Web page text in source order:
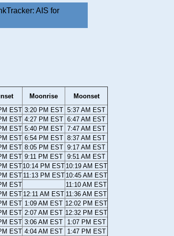
AIS for
Moonrise
Moonset
EST 3:20 PM EST 5:37 AM EST
EST 4:27 PM EST 6:47 AM EST
EST 5:40 PM EST 7:47 AM EST
EST 6:54 PM EST 8:37 AM EST
EST 8:05 PM EST 9:17 AM EST
EST 9:11 PM EST 9:51 AM EST
EST10:14 PM EST 10:19 AM EST
EST11:13 PM EST 10:45 AM EST
EST
11:10 AM EST
EST12:11 AM EST 11:36 AM EST
EST 1:09 AM EST 12:02 PM EST
EST 2:07 AM EST 12:32 PM EST
EST 3:06 AM EST
1:07 PM EST
EST 4:04 AM EST
1:47 PM EST